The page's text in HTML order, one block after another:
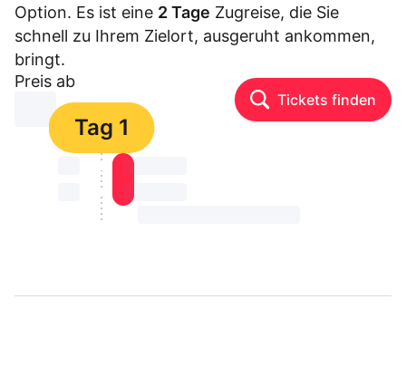
Option. Es ist eine 2 Tage Zugreise, die Sie
schnell zu Ihrem Zielort, ausgeruht ankommen,
bringt.
Preis ab
⏳⏳ Tickets finden
Tag 1
⏳⏳ ⏳ ⏳⏳
⏳⏳ ⏳ ⏳⏳